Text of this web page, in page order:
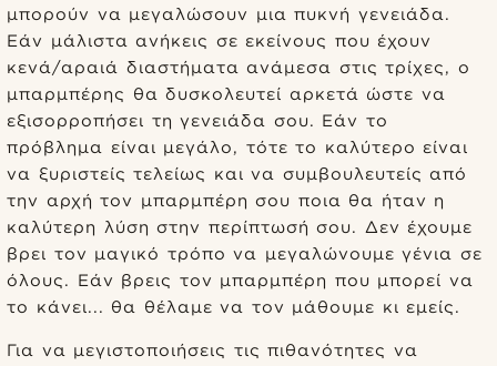
μπορούν να μεγαλώσουν μια πυκνή γενειάδα.
Εάν μάλιστα ανήκεις σε εκείνους που έχουν
κενά/αραιά διαστήματα ανάμεσα στις τρίχες, ο
μπαρμπέρης θα δυσκολευτεί αρκετά ώστε να
εξισορροπήσει τη γενειάδα σου. Εάν το
πρόβλημα είναι μεγάλο, τότε το καλύτερο είναι
να ξυριστείς τελείως και να συμβουλευτείς από
την αρχή τον μπαρμπέρη σου ποια θα ήταν η
καλύτερη λύση στην περίπτωσή σου. Δεν έχουμε
βρει τον μαγικό τρόπο να μεγαλώνουμε γένια σε
όλους. Εάν βρεις τον μπαρμπέρη που μπορεί να
το κάνει... θα θέλαμε να τον μάθουμε κι εμείς.
Για να μεγιστοποιήσεις τις πιθανότητες να